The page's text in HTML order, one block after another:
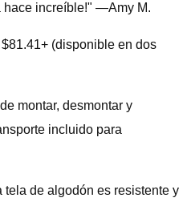
hace increíble!" —Amy M.
(disponible en dos
montar, desmontar y
incluido para
tela de algodón es resistente y